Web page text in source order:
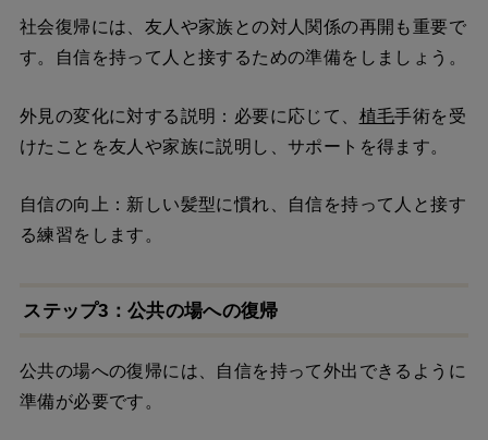
社会復帰には、友人や家族との対人関係の再開も重要で
す。自信を持って人と接するための準備をしましょう。
外見の変化に対する説明：必要に応じて、 植毛手術を受
けたことを友人や家族に説明し、サポートを得ます。
自信の向上：新しい髪型に慣れ、自信を持って人と接す
る練習をします。
ステップ3：公共の場への復帰
公共の場への復帰には、自信を持って外出できるように
準備が必要です。